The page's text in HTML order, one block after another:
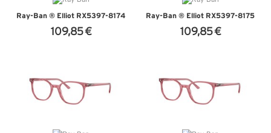
Ray-Ban ® Elliot RX5397-8174
109,85 €
Ray-Ban ® Elliot RX5397-8175
109,85 €